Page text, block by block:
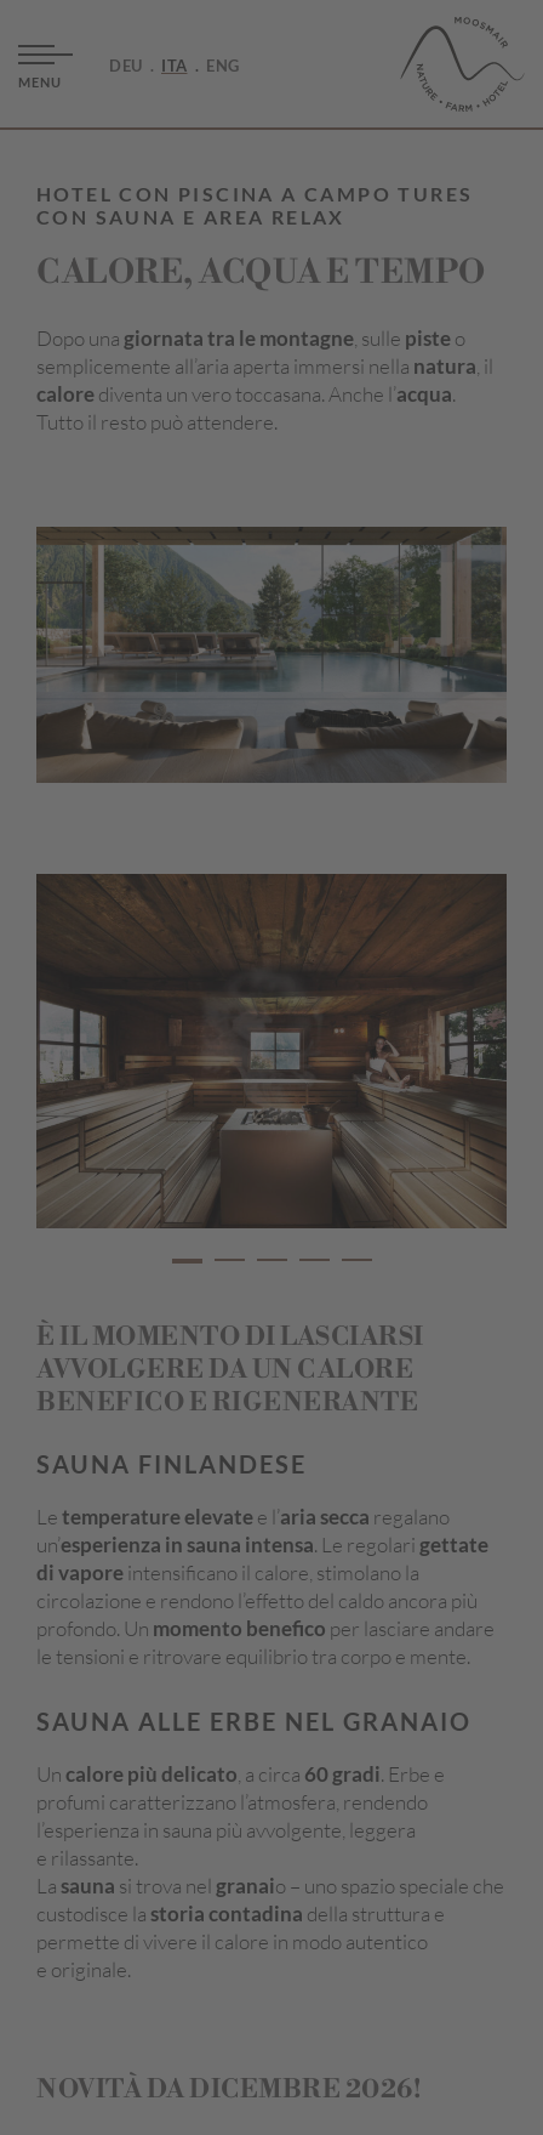
MENU
DEU ITA ENG
HOTEL CON PISCINA A CAMPO TURES
CON SAUNA E AREA RELAX
CALORE, ACQUA E TEMPO
Dopo una giornata tra le montagne , sulle pisteo
semplicemente all’aria aperta immersi nella natura , il
calorediventa un vero toccasana. Anche l’acqua.
Tutto il resto può attendere.
È IL MOMENTO DI LASCIARSI
AVVOLGERE DA UN CALORE
BENEFICO E RIGENERANTE
SAUNA FINLANDESE
Letemperature elevatee l’aria secca regalano
un’esperienza in sauna intensa. Le regolari gettate
di vaporeintensificano il calore, stimolano la
circolazione e rendono l’effetto del caldo ancora più
profondo. Un momento benefico per lasciare andare
le tensioni e ritrovare equilibrio tra corpo e mente.
SAUNA ALLE ERBE NEL GRANAIO
Uncalore più delicato , a circa 60 gradi. Erbe e
profumi caratterizzano l’atmosfera, rendendo
l’esperienza in sauna più avvolgente, leggera
e rilassante.
La sauna si trova nel granaio – uno spazio speciale che
custodisce la storia contadina della struttura e
permette di vivere il calore in modo autentico
e originale.
NOVITÀ DA DICEMBRE 2026!